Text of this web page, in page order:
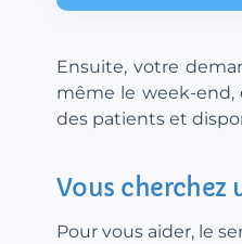
Ensuite, votre
même le week-end,
des patients et
Vous cherchez
Pour vous aider, le